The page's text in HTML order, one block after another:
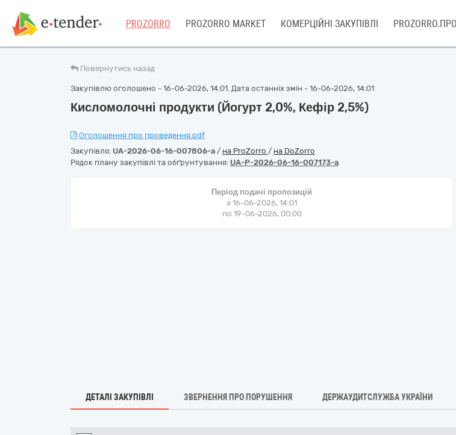
PROZORRO PROZORRO MARKET КОМЕРЦІЙНІ ЗАКУПІВЛІ
Повернутись назад
Закупівлю оголошено - 16-06-2026, 14:01. Дата останніх змін - 16-06-2026, 14:01
Кисломолочні продукти (Йогурт 2,0%, Кефір 2,5%)
Оголошення про проведення.pdf
Закупівля: UA-2026-06-16-007806-a / на ProZorro / на DoZorro
Рядок плану закупівлі та обґрунтування: UA-P-2026-06-16-007173-a
Період подачі пропозицій
з 16-06-2026, 14:01
по 19-06-2026, 00:00
ДЕТАЛІ ЗАКУПІВЛІ ЗВЕРНЕННЯ ПРО ПОРУШЕННЯ ДЕРЖАУДИТСЛУЖБА УКРАЇНИ